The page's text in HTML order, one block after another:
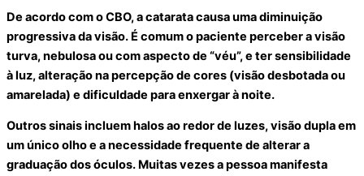
De acordo com o CBO, a catarata causa uma diminuição
progressiva da visão. É comum o paciente perceber a visão
turva, nebulosa ou com aspecto de “véu”, e ter sensibilidade
à luz, alteração na percepção de cores (visão desbotada ou
amarelada) e dificuldade para enxergar à noite.
Outros sinais incluem halos ao redor de luzes, visão dupla em
um único olho e a necessidade frequente de alterar a
graduação dos óculos. Muitas vezes a pessoa manifesta